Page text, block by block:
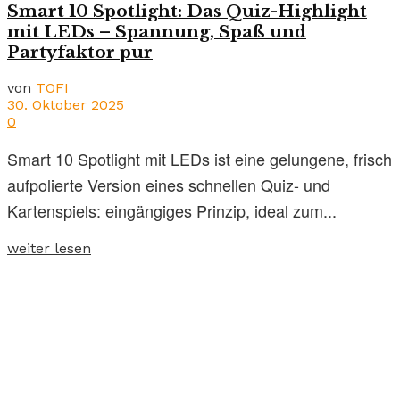
Smart 10 Spotlight: Das Quiz-Highlight
mit LEDs – Spannung, Spaß und
Partyfaktor pur
von TOFI
30. Oktober 2025
0
Smart 10 Spotlight mit LEDs ist eine gelungene, frisch
aufpolierte Version eines schnellen Quiz- und
Kartenspiels: eingängiges Prinzip, ideal zum...
weiter lesen